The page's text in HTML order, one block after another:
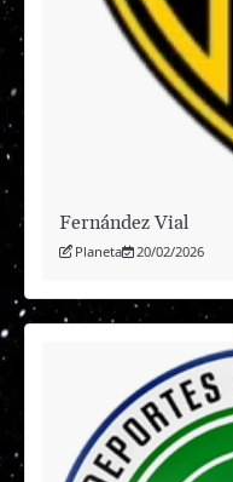
Fernández Vial
Planeta 20/02/2026